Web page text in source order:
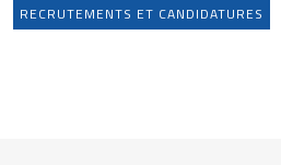
RECRUTEMENTS ET CANDIDATURES